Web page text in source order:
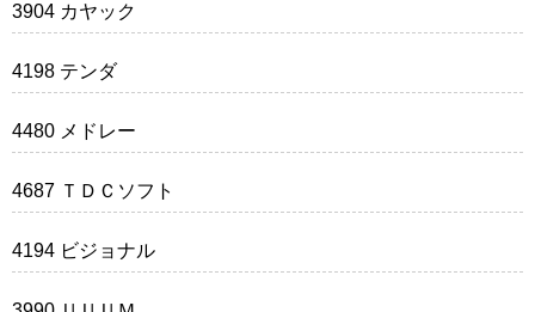
3904 カヤック
4198 テンダ
4480 メドレー
4687 ＴＤＣソフト
4194 ビジョナル